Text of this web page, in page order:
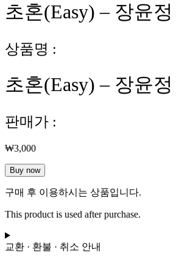
초혼(Easy) – 장윤정
상품명 :
초혼(Easy) – 장윤정
판매가 :
₩3,000
초
(Easy)
장
윤
정
Buy now
구매 후 이용하시는 상품입니다.
This product is used after purchase.
교환 · 환불 · 취소 안내